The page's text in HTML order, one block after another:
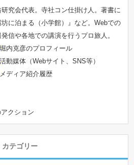
研究会代表。寺社コン仕掛け人。著書に
坊に泊まる（小学館）』など。Webでの
信や各地での講演を行うプロ旅人。
堀内克彦のプロフィール
活動媒体（Webサイト、SNS等）
メディア紹介履歴
クション
カテゴリー